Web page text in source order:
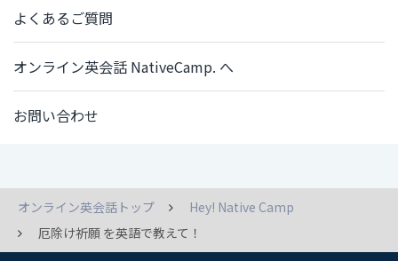
よくあるご質問
オンライン英会話 NativeCamp. へ
お問い合わせ
オンライン英会話トップ
Hey! Native Camp
厄除け祈願 を英語で教えて！